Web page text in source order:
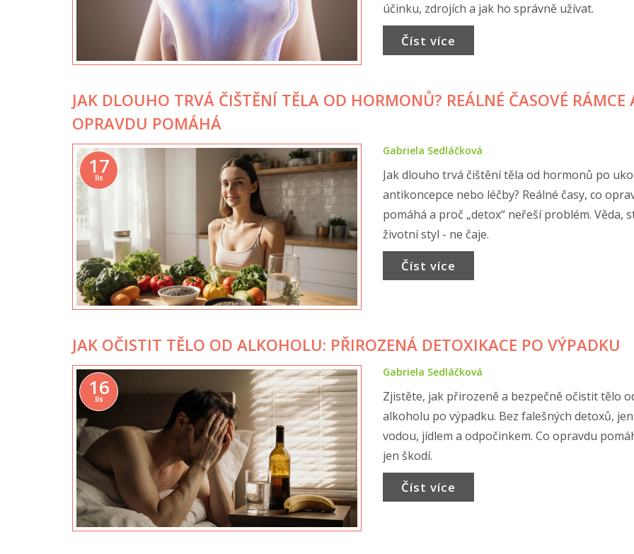
účinku, zdrojích a jak ho správně užívat.
Číst více
JAK DLOUHO TRVÁ ČIŠTĚNÍ TĚLA OD HORMONŮ? REÁLNÉ ČASOVÉ RÁMCE
OPRAVDU POMÁHÁ
17
lis
Gabriela Sedláčková
Jak dlouho trvá čištění těla od hormonů po
antikoncepce nebo léčby? Reálné časy, co
pomáhá a proč „detox“ neřeší problém. Věda,
životní styl - ne čaje.
Číst více
JAK OČISTIT TĚLO OD ALKOHOLU: PŘIROZENÁ DETOXIKACE PO VÝPADKU
16
lis
Gabriela Sedláčková
Zjistěte, jak přirozeně a bezpečně očistit tělo
alkoholu po výpadku. Bez falešných detoxů,
vodou, jídlem a odpočinkem. Co opravdu
jen škodí.
Číst více